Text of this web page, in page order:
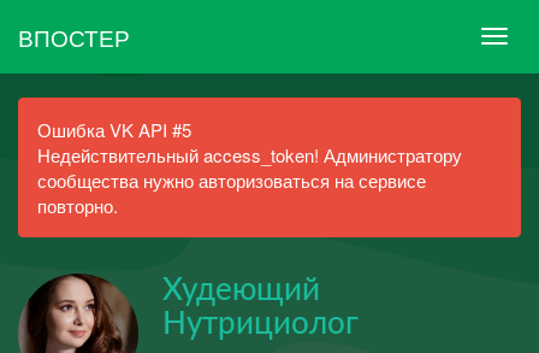
ВПОСТЕР
Ошибка VK API #5
Недействительный access_token! Администратору
сообщества нужно авторизоваться на сервисе
повторно.
Худеющий
Нутрициолог